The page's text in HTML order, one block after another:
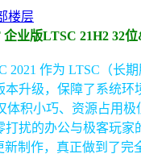
楼层
业版LTSC 21H2 32
作为 LTSC（长
升级，保障了系统
体积小巧、资源占用
扰的办公与极客玩
新制作，真正做到了